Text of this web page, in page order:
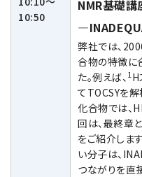
Interview
カタログダウン
10:50
NMR基礎講
弊社では、
合物の特徴に
た。例えば、 1 H
てTOCSYを解
化合物では、
回は、最終章
をご紹介しま
い分子は、
つながりを直